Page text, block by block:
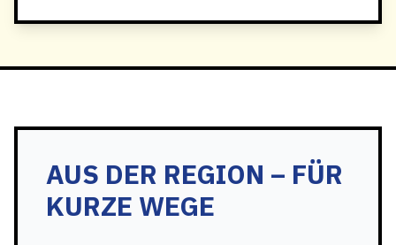
AUS DER REGION – FÜR
KURZE WEGE